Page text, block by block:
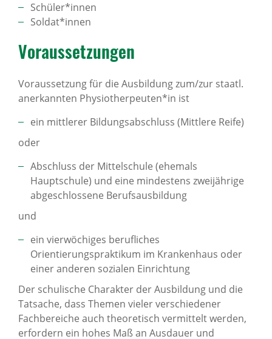
Schüler*innen
Soldat*innen
Voraus­set­zungen
Voraussetzung für die Ausbildung zum/zur staatl.
anerkannten Physiotherpeuten*in ist
ein mittlerer Bildungsabschluss (Mittlere Reife)
oder
Abschluss der Mittelschule (ehemals
Hauptschule) und eine mindestens zweijährige
abgeschlossene Berufsausbildung
und
ein vierwöchiges berufliches
Orientierungspraktikum im Krankenhaus oder
einer anderen sozialen Einrichtung
Der schulische Charakter der Ausbildung und die
Tatsache, dass Themen vieler verschiedener
Fachbereiche auch theoretisch vermittelt werden,
erfordern ein hohes Maß an Ausdauer und